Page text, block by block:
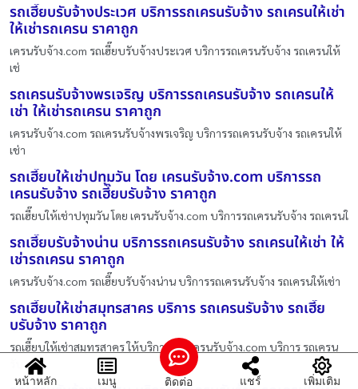
รถเฮี๊ยบรับจ้างประเวศ บริการรถเครนรับจ้าง รถเครนให้เช่า
ให้เช่ารถเครน ราคาถูก
เครนรับจ้าง.com รถเฮี๊ยบรับจ้างประเวศ บริการรถเครนรับจ้าง รถเครนให้
เช่
รถเครนรับจ้างพรเจริญ บริการรถเครนรับจ้าง รถเครนให้
เช่า ให้เช่ารถเครน ราคาถูก
เครนรับจ้าง.com รถเครนรับจ้างพรเจริญ บริการรถเครนรับจ้าง รถเครนให้
เช่า
รถเฮี๊ยบให้เช่าปทุมวัน โดย เครนรับจ้าง.com บริการรถ
เครนรับจ้าง รถเฮี๊ยบรับจ้าง ราคาถูก
รถเฮี๊ยบให้เช่าปทุมวัน โดย เครนรับจ้าง.com บริการรถเครนรับจ้าง รถเครนใ
รถเฮี๊ยบรับจ้างน่าน บริการรถเครนรับจ้าง รถเครนให้เช่า ให้
เช่ารถเครน ราคาถูก
เครนรับจ้าง.com รถเฮี๊ยบรับจ้างน่าน บริการรถเครนรับจ้าง รถเครนให้เช่า
รถเฮี๊ยบให้เช่าสมุทรสาคร บริการ รถเครนรับจ้าง รถเฮี๊ย
บรับจ้าง ราคาถูก
รถเฮี๊ยบให้เช่าสมุทรสาคร ให้บริการโดย เครนรับจ้าง.com บริการ รถเครน
หน้าหลัก เมนู ติดต่อ แชร์ เพิ่มเติม